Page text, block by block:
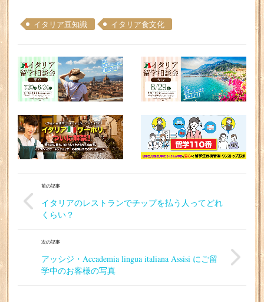
イタリア豆知識 イタリア食文化
前の記事
イタリアのレストランでチップを払う人ってどれ
くらい？
次の記事
アッシジ・Accademia lingua italiana Assisi にご留
学中のお客様の写真